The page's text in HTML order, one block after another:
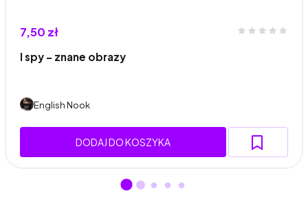
7,50 zł
I spy - znane obrazy
English Nook
DODAJ DO KOSZYKA